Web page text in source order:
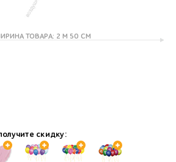
ТОВАРА: 2 М 50 СМ
скидку: